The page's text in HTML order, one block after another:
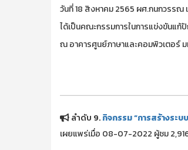
วันที่ 18 สิงหาคม 2565 ผศ.กนกวรร
ได้เป็นคณะกรรมการในการแข่งขัน
ณ อาคารศูนย์ภาษาและคอมพิวเตอร์
ลำดับ 9.กิจกรรม “การสร้างระ
เผยแพร่เมื่อ 08-07-2022 ผู้ชม